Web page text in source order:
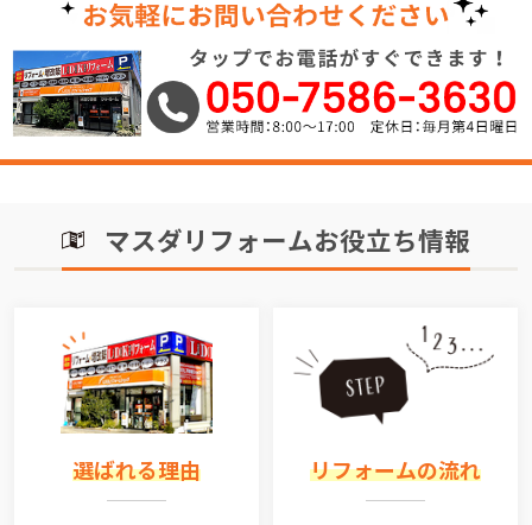
マスダリフォームお役立ち情報
選ばれる理由 リフォームの流れ